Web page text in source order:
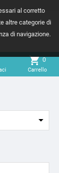
al corretto
altre categorie di
di navigazione.
shopping_cart 0
Carrello
